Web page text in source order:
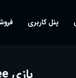
پنل کاربری